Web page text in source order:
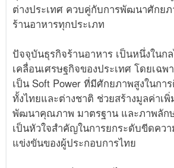
ต่างประเทศ ควบคู่กับการพัฒนาศักย
ร้านอาหารทุกประเภท
ปัจจุบันธุรกิจร้านอาหาร เป็นหนึ่งในก
เคลื่อนเศรษฐกิจของประเทศ โดยเฉพ
เป็น Soft Power ที่มีศักยภาพสูงในกา
ทั้งไทยและต่างชาติ ช่วยสร้างมูลค่าเพิ่
พัฒนาคุณภาพ มาตรฐาน และภาพลัก
เป็นหัวใจสำคัญในการยกระดับขีดคว
แข่งขันของผู้ประกอบการไทย